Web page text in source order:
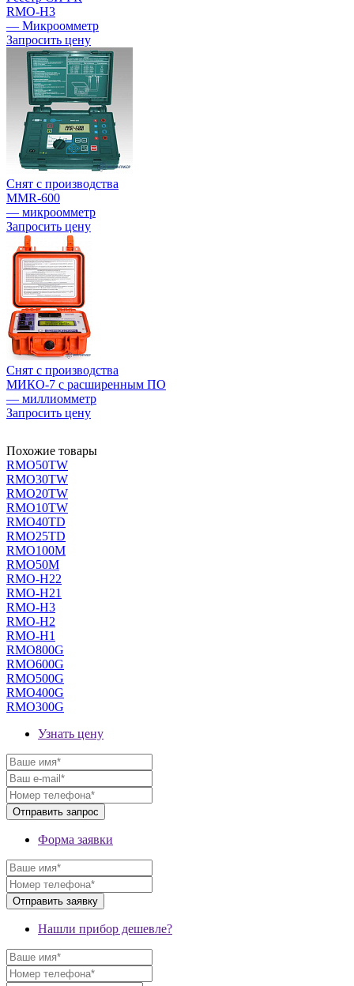
RMO-H3
— Микроомметр
Запросить цену
Снят с производства
MMR-600
— микроомметр
Запросить цену
Снят с производства
МИКО-7 с расширенным ПО
— миллиомметр
Запросить цену
Похожие товары
RMO50TW
RMO30TW
RMO20TW
RMO10TW
RMO40TD
RMO25TD
RMO100M
RMO50M
RMO-H22
RMO-H21
RMO-H3
RMO-H2
RMO-H1
RMO800G
RMO600G
RMO500G
RMO400G
RMO300G
Узнать цену
Форма заявки
Нашли прибор дешевле?